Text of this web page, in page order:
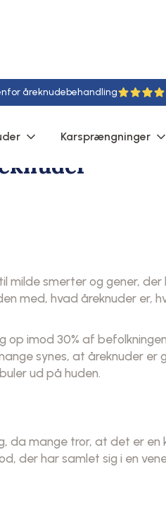
åreknudebehandling
Karsprængninger
milde smerter og gener,
med, hvad åreknuder er,
op imod 30% af
synes, at åreknuder er
ud på huden.
da mange tror, at det er
der har samlet sig i en